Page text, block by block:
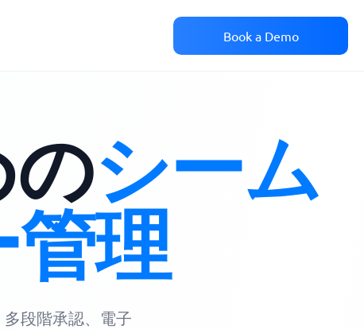
Book a Demo
シーム
理
段階承認、電子